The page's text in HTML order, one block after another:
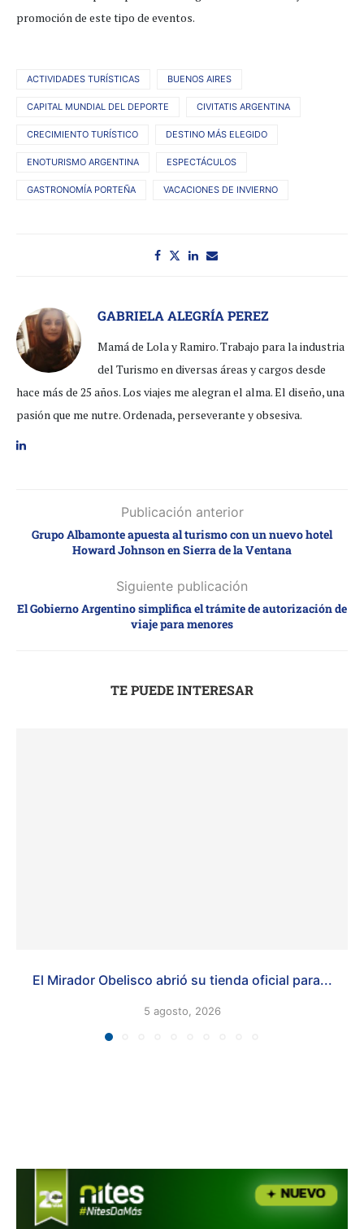
promoción de este tipo de eventos.
ACTIVIDADES TURÍSTICAS BUENOS AIRES
CAPITAL MUNDIAL DEL DEPORTE CIVITATIS ARGENTINA
CRECIMIENTO TURÍSTICO DESTINO MÁS ELEGIDO
ENOTURISMO ARGENTINA ESPECTÁCULOS
GASTRONOMÍA PORTEÑA VACACIONES DE INVIERNO
GABRIELA ALEGRÍA PEREZ
Mamá de Lola y Ramiro. Trabajo para la industria
del Turismo en diversas áreas y cargos desde
hace más de 25 años. Los viajes me alegran el alma. El diseño, una
pasión que me nutre. Ordenada, perseverante y obsesiva.
Publicación anterior
Grupo Albamonte apuesta al turismo con un nuevo hotel
Howard Johnson en Sierra de la Ventana
Siguiente publicación
El Gobierno Argentino simplifica el trámite de autorización de
viaje para menores
TE PUEDE INTERESAR
El Mirador Obelisco abrió su tienda oficial para...
5 agosto, 2026